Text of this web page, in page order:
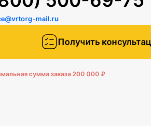
Получить
mail.ru
сумма заказа 200 000 ₽